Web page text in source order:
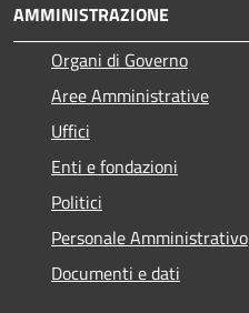
AMMINISTRAZIONE
Organi di Governo
Aree Amministrative
Uffici
Enti e fondazioni
Politici
Personale Amministrativo
Documenti e dati